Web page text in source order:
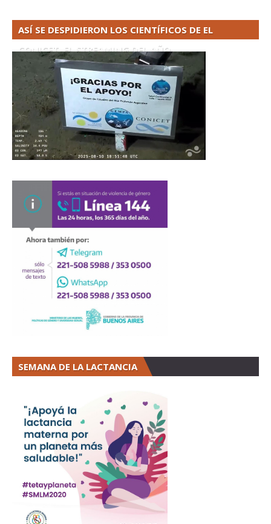
ASÍ SE DESPIDIERON LOS CIENTÍFICOS DE EL
CONICET. EL STREAMING DEL AÑO
SEMANA DE LA LACTANCIA